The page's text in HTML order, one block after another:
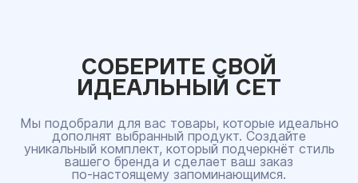
СОБЕРИТЕ СВОЙ
ИДЕАЛЬНЫЙ СЕТ
Мы подобрали для вас товары, которые идеально
дополнят выбранный продукт. Создайте
уникальный комплект, который подчеркнёт стиль
вашего бренда и сделает ваш заказ
по‑настоящему запоминающимся.